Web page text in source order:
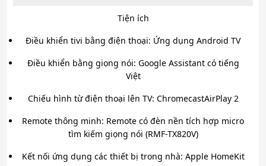
Tiện ích
Điều khiển tivi bằng điện thoại: Ứng dụng Android TV
Điều khiển bằng giọng nói: Google Assistant có tiếng
Việt
Chiếu hình từ điện thoại lên TV: ChromecastAirPlay 2
Remote thông minh: Remote có đèn nền tích hợp micro
tìm kiếm giọng nói (RMF-TX820V)
Kết nối ứng dụng các thiết bị trong nhà: Apple HomeKit